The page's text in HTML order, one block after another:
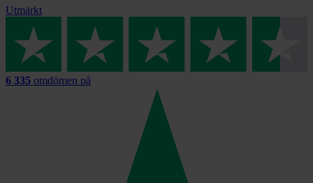
Utmärkt
6 335 omdömen på